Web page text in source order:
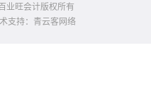
业旺会计版权所有
支持： 青云客网络